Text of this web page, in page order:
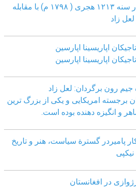
تالیف امام الدین حسینی در سنه ۱۲۱۳ هجری ( ۱۷۹۸ م) با مقابله
زاد
اپاریسینا اپارسین
اپاریسینا اپارسین
رون برگردان: لعل زاد
برجسته امریکایی و یکی از بزرگ ترین
و انگیزه دهنده بوده است.
پامیردر گسترة سیاست، هنر و تاریخ
نیکپی
در افغانستان